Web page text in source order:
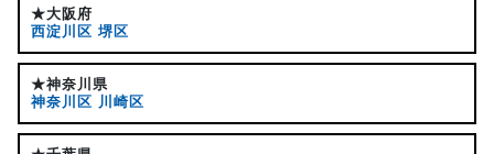
★大阪府
西淀川区 堺区
★神奈川県
神奈川区 川崎区